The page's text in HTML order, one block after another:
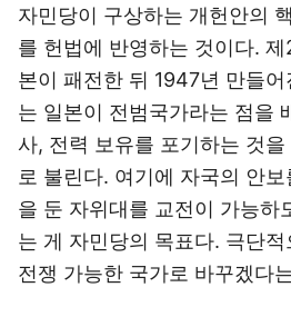
자민당이 구상하는 개헌안의
를 헌법에 반영하는 것이다.
본이 패전한 뒤 1947년 만들
는 일본이 전범국가라는 점을
사, 전력 보유를 포기하는 것을
로 불린다. 여기에 자국의 안
을 둔 자위대를 교전이 가능하
는 게 자민당의 목표다. 극단
전쟁 가능한 국가로 바꾸겠다